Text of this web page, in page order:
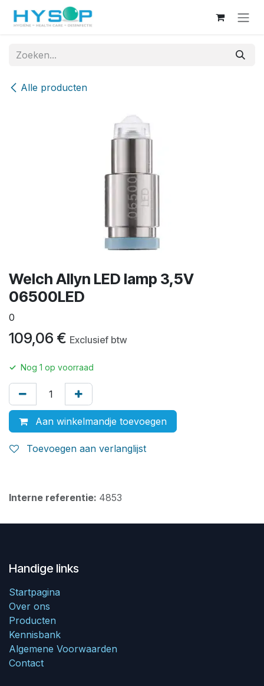
Overslaan naar inhoud
Alle producten
Welch Allyn LED lamp 3,5V
06500LED
0
109,06 € Exclusief btw
✓ Nog 1 op voorraad
Aan winkelmandje toevoegen
Toevoegen aan verlanglijst
Interne referentie: 4853
Handige links
Startpagina
Over ons
Producten
Kennisbank
Algemene Voorwaarden
Contact